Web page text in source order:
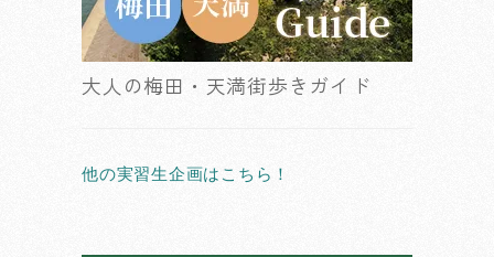
大人の梅田・天満街歩きガイド
他の実習生企画はこちら！